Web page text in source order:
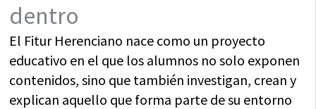
dentro
El Fitur Herenciano nace como un proyecto
educativo en el que los alumnos no solo exponen
contenidos, sino que también investigan, crean y
explican aquello que forma parte de su entorno